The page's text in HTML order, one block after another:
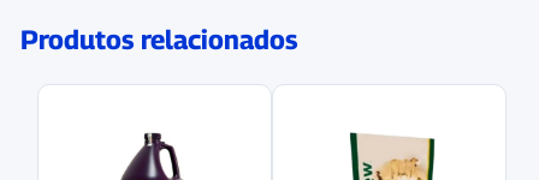
Produtos relacionados